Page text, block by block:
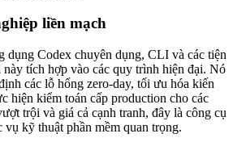
liền mạch
dụng Codex chuyên dụng, CLI và các tiện
tích hợp vào các quy trình hiện đại. Nó
các lỗ hổng zero-day, tối ưu hóa kiến
hiện kiểm toán cấp production cho các
trội và giá cả cạnh tranh, đây là công cụ
vụ kỹ thuật phần mềm quan trọng.